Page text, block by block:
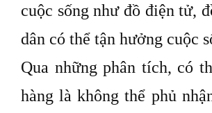
cuộc sống như đồ điện
dân có thể tận hưởng cuộc
Qua những phân tích, có
hàng là không thể phủ